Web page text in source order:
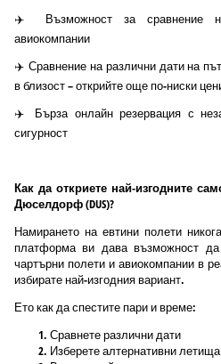
✈️ Възможност за сравнение
авиокомпании
✈️ Сравнение на различни дати на
в близост – открийте още по-ниски
✈️ Бърза онлайн резервация с
сигурност
Как да откриете най-изгодните
Дюселдорф (DUS)?
Намирането на евтини полети
платформа ви дава възможност
чартърни полети и авиокомпании в
избирате най-изгодния вариант.
Ето как да спестите пари и време:
Сравнете различни дати
Изберете алтернативни летища